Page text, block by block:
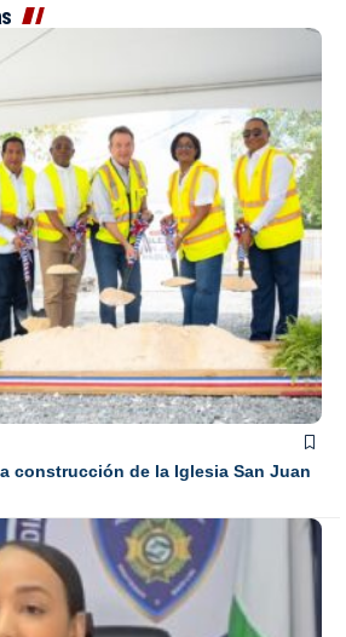
construcción de la Iglesia San Juan